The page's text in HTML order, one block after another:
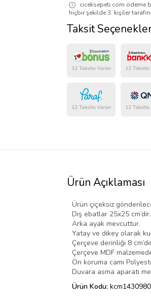
ciceksepeti.com ödeme
hiçbir şekilde 3. kişiler
Taksit
Ürün Açıklaması
Ürün çiçeksiz
Dış ebatlar 25x25 cm’dir.
Arka ayak mevcuttur.
Yatay ve dikey olarak
Çerçeve derinliği 8
Çerçeve MDF
Ön koruma camı
Duvara asma aparatı
Ürün Kodu: